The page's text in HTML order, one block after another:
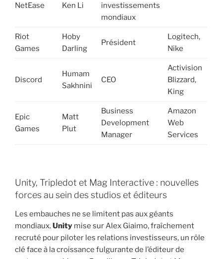
NetEase Ken Li
investissements
mondiaux
Riot
Games
Hoby
Darling
Président
Logitech,
Nike
Discord
Humam
Sakhnini
CEO
Activision
Blizzard,
King
Epic
Games
Matt
Plut
Business
Development
Manager
Amazon
Web
Services
Unity, Tripledot et Mag Interactive : nouvelles
forces au sein des studios et éditeurs
Les embauches ne se limitent pas aux géants
mondiaux.Unity mise sur Alex Giaimo, fraîchement
recruté pour piloter les relations investisseurs, un rôle
clé face à la croissance fulgurante de l’éditeur de